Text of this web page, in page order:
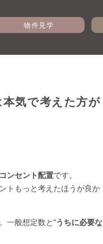
物件見学
気で考えた方が
コンセント配置です。
トもっと考えたほうが良か
一般想定数と“うちに必要な